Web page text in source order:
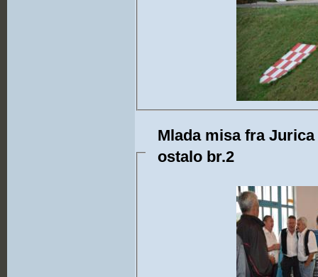
Mlada misa fra
ostalo br.2